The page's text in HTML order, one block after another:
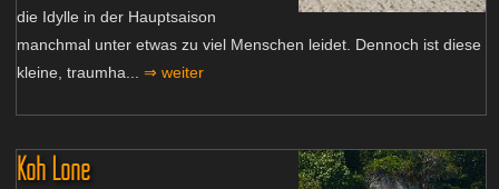
die Idylle in der Hauptsaison
manchmal unter etwas zu viel Menschen leidet. Dennoch ist diese
kleine, traumha... ⇒ weiter
Koh Lone